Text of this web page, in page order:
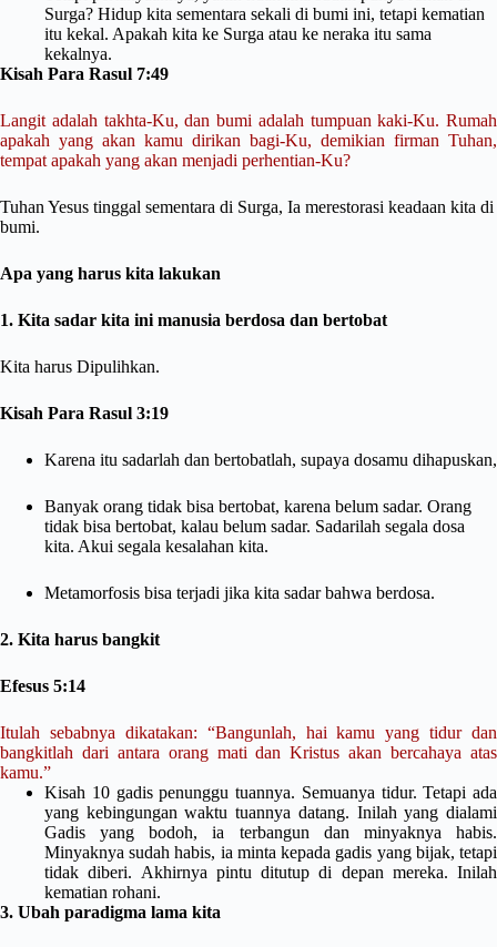
Surga? Hidup kita sementara sekali di bumi ini, tetapi kematian
itu kekal. Apakah kita ke Surga atau ke neraka itu sama
kekalnya.
Kisah Para Rasul 7:49
Langit adalah takhta-Ku, dan bumi adalah tumpuan kaki-Ku. Rumah
apakah yang akan kamu dirikan bagi-Ku, demikian firman Tuhan,
tempat apakah yang akan menjadi perhentian-Ku?
Tuhan Yesus tinggal sementara di Surga, Ia merestorasi keadaan kita di
bumi.
Apa yang harus kita lakukan
1. Kita sadar kita ini manusia berdosa dan bertobat
Kita harus Dipulihkan.
Kisah Para Rasul 3:19
Karena itu sadarlah dan bertobatlah, supaya dosamu dihapuskan,
Banyak orang tidak bisa bertobat, karena belum sadar. Orang
tidak bisa bertobat, kalau belum sadar. Sadarilah segala dosa
kita. Akui segala kesalahan kita.
Metamorfosis bisa terjadi jika kita sadar bahwa berdosa.
2. Kita harus bangkit
Efesus 5:14
Itulah sebabnya dikatakan: “Bangunlah, hai kamu yang tidur dan
bangkitlah dari antara orang mati dan Kristus akan bercahaya atas
kamu.”
Kisah 10 gadis penunggu tuannya. Semuanya tidur. Tetapi ada
yang kebingungan waktu tuannya datang. Inilah yang dialami
Gadis yang bodoh, ia terbangun dan minyaknya habis.
Minyaknya sudah habis, ia minta kepada gadis yang bijak, tetapi
tidak diberi. Akhirnya pintu ditutup di depan mereka. Inilah
kematian rohani.
3. Ubah paradigma lama kita